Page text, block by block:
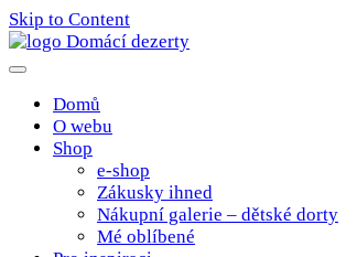
Skip to Content
domacidezerty.cz
Domů
O webu
Shop
e-shop
Zákusky ihned
Nákupní galerie – dětské dorty
Mé oblíbené